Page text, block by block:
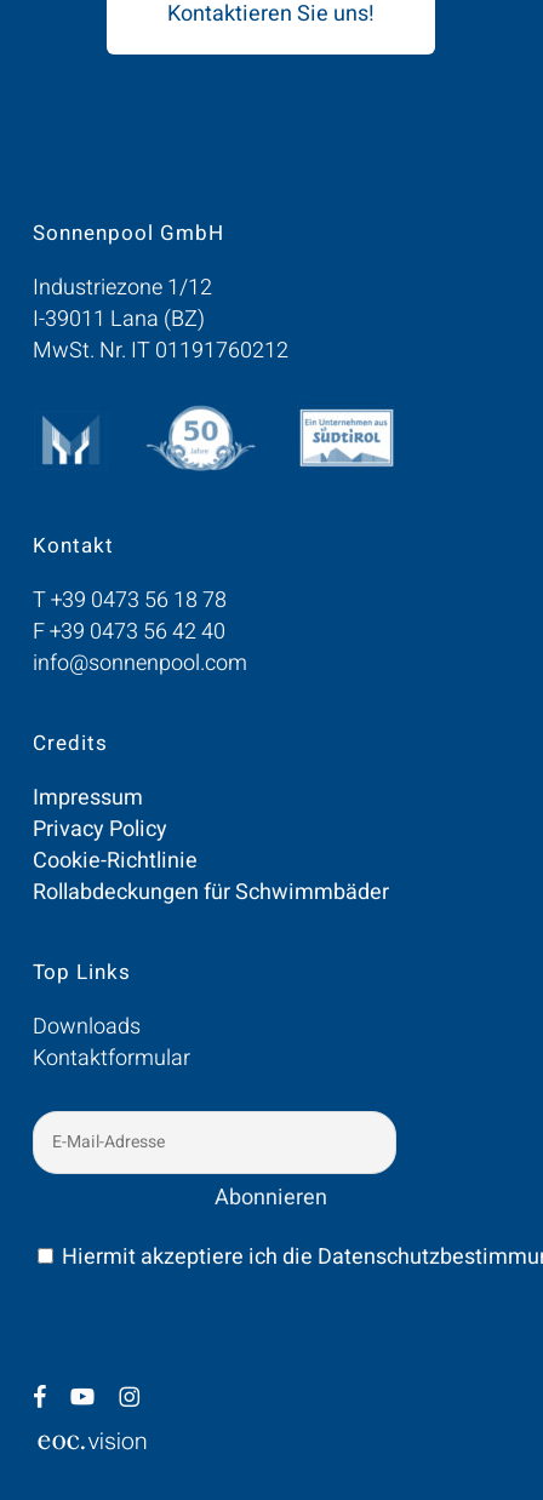
Kontaktieren Sie uns!
Sonnenpool GmbH
Industriezone 1/12
I-39011 Lana (BZ)
MwSt. Nr. IT 01191760212
Kontakt
T+39 0473 56 18 78
F +39 0473 56 42 40
info@sonnenpool.com
Credits
Impressum
Privacy Policy
Cookie-Richtlinie
Rollabdeckungen für Schwimmbäder
Top Links
Downloads
Kontaktformular
Hiermit akzeptiere ich die
facebookyoutubeinstagram